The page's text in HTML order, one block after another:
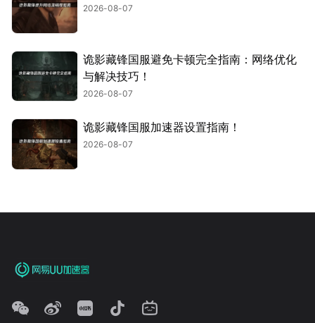
2026-08-07
诡影藏锋国服避免卡顿完全指南：网络优化
与解决技巧！
2026-08-07
诡影藏锋国服加速器设置指南！
2026-08-07